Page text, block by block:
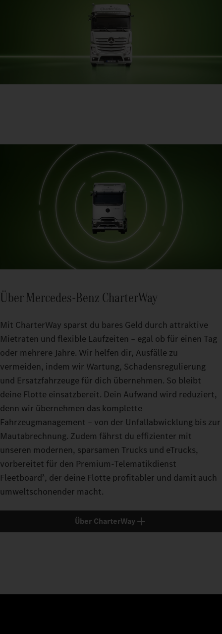
Über Mercedes-Benz CharterWay
Mit CharterWay sparst du bares Geld durch attraktive
Mietraten und flexible Laufzeiten – egal ob für einen Tag
oder mehrere Jahre. Wir helfen dir, Ausfälle zu
vermeiden, indem wir Wartung, Schadensregulierung
und Ersatzfahrzeuge für dich übernehmen. So bleibt
deine Flotte einsatzbereit. Dein Aufwand wird reduziert,
denn wir übernehmen das komplette
Fahrzeugmanagement – von der Unfallabwicklung bis zur
Mautabrechnung. Zudem fährst du effizienter mit
unseren modernen, sparsamen Trucks und eTrucks,
vorbereitet für den Premium-Telematikdienst
Fleetboard3, der deine Flotte profitabler und damit auch
umweltschonender macht.
Über CharterWay